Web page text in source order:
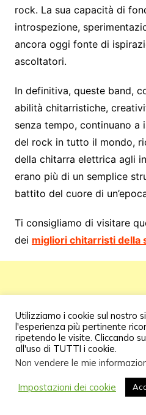
rock. La sua capacità di
introspezione,
ancora oggi fonte di
ascoltatori.
In definitiva, queste band,
abilità chitarristiche,
senza tempo, continuano a
del rock in tutto il mondo,
della chitarra elettrica agli
erano più di un semplice
battito del cuore di
Ti consigliamo di visitare
dei migliori chitarristi della
Utilizziamo i cookie sul nostro
l'esperienza più pertinente
ripetendo le visite. Cliccando
all'uso di TUTTI i cookie.
Non vendere le mie
Impostazioni dei cookie